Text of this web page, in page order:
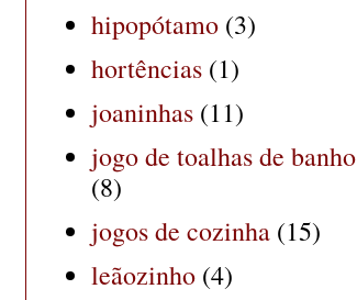
hipopótamo (3)
hortências (1)
joaninhas (11)
jogo de toalhas de banho
(8)
jogos de cozinha (15)
leãozinho (4)